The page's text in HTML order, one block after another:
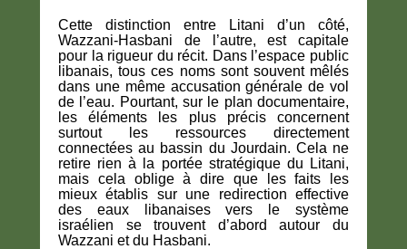
Cette distinction entre Litani d’un côté,
Wazzani-Hasbani de l’autre, est capitale
pour la rigueur du récit. Dans l’espace public
libanais, tous ces noms sont souvent mêlés
dans une même accusation générale de vol
de l’eau. Pourtant, sur le plan documentaire,
les éléments les plus précis concernent
surtout les ressources directement
connectées au bassin du Jourdain. Cela ne
retire rien à la portée stratégique du Litani,
mais cela oblige à dire que les faits les
mieux établis sur une redirection effective
des eaux libanaises vers le système
israélien se trouvent d’abord autour du
Wazzani et du Hasbani.